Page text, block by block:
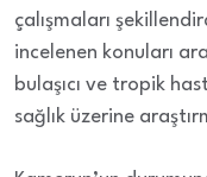
çalışmaları
incelenen konuları
bulaşıcı ve tropik
sağlık üzerine